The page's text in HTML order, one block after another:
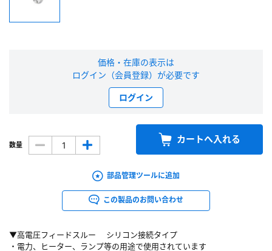
▼高電圧フィードスルー シリコン接続タイプ
・電力、ヒーター、ランプ等の用途で使用されています
価格・在庫の表示は
ログイン（会員登録）が必要です
ログイン
数量 カートへ入れる
部品管理ツールに追加
この製品のお問い合わせ
ログイン
お問い合わせページ